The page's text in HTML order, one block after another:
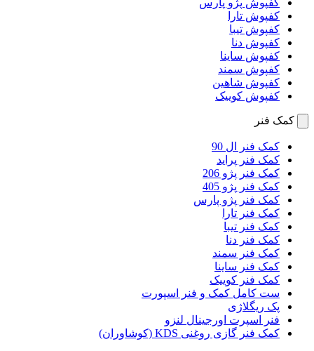
کفپوش پژو پارس
کفپوش تارا
کفپوش تیبا
کفپوش دنا
کفپوش ساینا
کفپوش سمند
کفپوش شاهین
کفپوش کوییک
کمک فنر
کمک فنر ال 90
کمک فنر پراید
کمک فنر پژو 206
کمک فنر پژو 405
کمک فنر پژو پارس
کمک فنر تارا
کمک فنر تیبا
کمک فنر دنا
کمک فنر سمند
کمک فنر ساینا
کمک فنر کوییک
ست کامل کمک و فنر اسپورت
پک ریگلاژی
فنر اسپرت اورجینال لنزو
کمک فنر گازی روغنی KDS (کوشاوران)